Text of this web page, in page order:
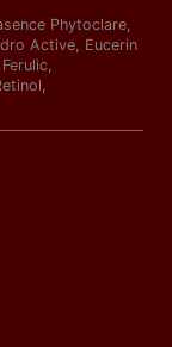
Phytoclare
Active Eucerin